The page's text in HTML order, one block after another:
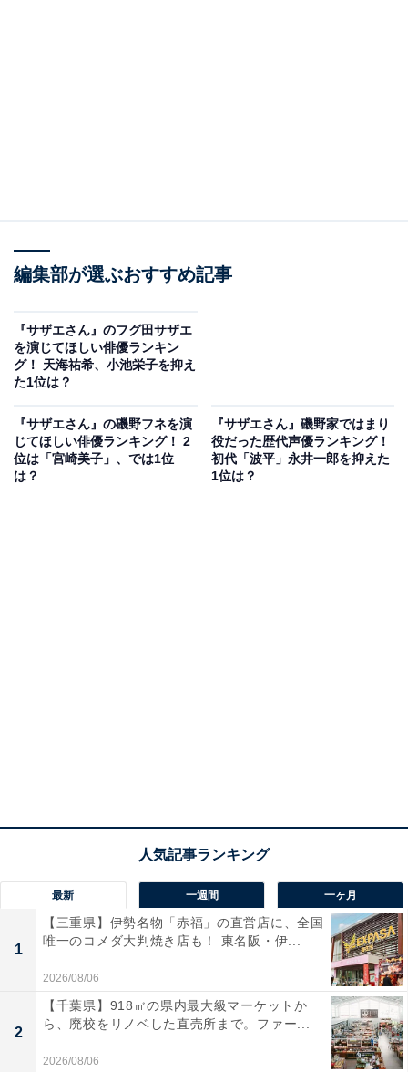
編集部が選ぶおすすめ記事
『サザエさん』のフグ田サザエ
を演じてほしい俳優ランキン
グ！ 天海祐希、小池栄子を抑え
た1位は？
『サザエさん』の磯野フネを演
じてほしい俳優ランキング！ 2
位は「宮崎美子」、では1位
は？
『サザエさん』磯野家ではまり
役だった歴代声優ランキング！
初代「波平」永井一郎を抑えた
1位は？
最新 一週間 一ヶ月
1
【三重県】伊勢名物「赤福」の直営店に、全国
唯一のコメダ大判焼き店も！ 東名阪・伊...
2026/08/06
2
【千葉県】918㎡の県内最大級マーケットか
ら、廃校をリノベした直売所まで。ファー...
2026/08/06